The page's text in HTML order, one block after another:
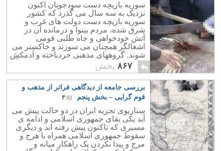
سوریه بازیچه دست سودجویان اکنون
نزدیک به سه سال می گذرد که کشور
سوریه بازیچه دست دولت های غرب و
شرق شده، مردم بینوا و درمانده آن در
آتش خودخواهی و جاه طلبی قومی
اشغالگر همچنان می سوزند و خاکستر می
شوند. گروههای مذهبی خردباخته و آدمکش
این کشور تاریخی و پیشرفته را اشغال و آن
را با خاک یکسان کردند
۸۶۷ پخش
بررسی جامعه از دیدگاهی فراتر از مذهب و
قوم گرایی – بخش پنجم
۳
سناریوی تجزیه ایران در دو حالت پیش می
آید یکی بقای جمهوری اسلامی و ادامه ی
مسیری که تاکنون پیش رفته اند و دیگری
سقوط جمهوری اسلامی همراه با هرج و
مرج و پیدا نکردن یک راهکار میانه و